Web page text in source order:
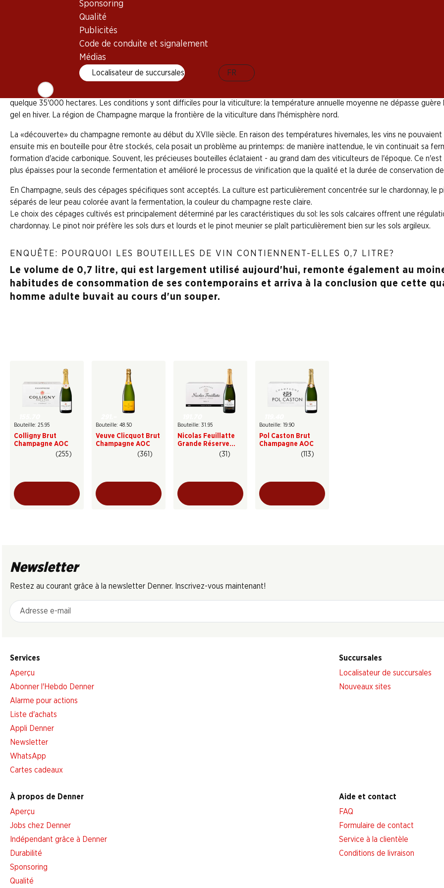
Sponsoring
Qualité
Publicités
Code de conduite et signalement
Médias
Localisateur de succursales FR
Ce qui était autrefois réservé à la classe supérieure aisée ne doit aujourd'hui plus manquer à aucune fête:
facteurs naturels dans la région française de Champagne engendre certains des meilleurs vins
de culture et de production garantissent l'invariable qualité supérieure de cette boisson, dont la
La région de Champagne est le centre des vins mousseux en France. Située à environ 150 kilomètres à l'est de Paris, la zone
quelque 35'000 hectares. Les conditions y sont difficiles pour la viticulture: la température annuelle moyenne ne dépasse
gel en hiver. La région de Champagne marque la frontière de la viticulture dans l'hémisphère nord.
La «découverte» du champagne remonte au début du XVIIe siècle. En raison des températures hivernales, les vins ne
ensuite mis en bouteille pour être stockés, cela posait un problème au printemps: de manière inattendue, le vin continuait sa
formation d'acide carbonique. Souvent, les précieuses bouteilles éclataient - au grand dam des viticulteurs de l'époque. Ce
plus épaisses pour la seconde fermentation et amélioré le processus de vinification que la qualité et la durée de conservation
En Champagne, seuls des cépages spécifiques sont acceptés. La culture est particulièrement concentrée sur le chardonnay, le
séparés de leur peau colorée avant la fermentation, la couleur du champagne reste claire.
Le choix des cépages cultivés est principalement déterminé par les caractéristiques du sol: les sols calcaires offrent une
chardonnay. Le pinot noir préfère les sols durs et lourds et le pinot meunier se plaît particulièrement bien sur les sols argileux.
ENQUÊTE: POURQUOI LES BOUTEILLES DE VIN CONTIENNENT-ELLES 0,7 LITRE?
Le volume de 0,7 litre, qui est largement utilisé aujourd'hui, remonte également au
habitudes de consommation de ses contemporains et arriva à la conclusion que cette
homme adulte buvait au cours d'un souper.
Bouteille: 25.95
Colligny Brut
Champagne AOC
(255)
Bouteille: 48.50
Veuve Clicquot Brut
Champagne AOC
(361)
Bouteille: 31.95
Nicolas Feuillatte
Grande Réserve
Brut Champagne
(31)
Bouteille: 19.90
Pol Caston Brut
Champagne AOC
(113)
Newsletter
Restez au courant grâce à la newsletter Denner. Inscrivez-vous maintenant!
Adresse e-mail
Services
Aperçu
Abonner l'Hebdo Denner
Alarme pour actions
Liste d'achats
Appli Denner
Newsletter
WhatsApp
Cartes cadeaux
Succursales
Localisateur de succursales
Nouveaux sites
À propos de Denner
Aperçu
Jobs chez Denner
Indépendant grâce à Denner
Durabilité
Sponsoring
Qualité
Aide et contact
FAQ
Formulaire de contact
Service à la clientèle
Conditions de livraison